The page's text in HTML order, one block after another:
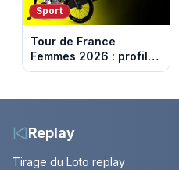
Sport
Tour de France
Femmes 2026 : profil
et horaires de la 8e
Nice
Replay
Tirage du Loto replay